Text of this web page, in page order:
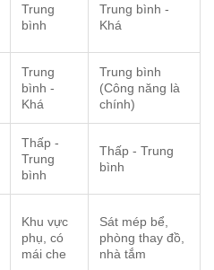
Trung
bình
Trung bình -
Khá
Trung
bình -
Khá
Trung bình
(Công năng là
chính)
Thấp -
Trung
bình
Thấp - Trung
bình
Khu vực
phụ, có
mái che
Sát mép bể,
phòng thay đồ,
nhà tắm